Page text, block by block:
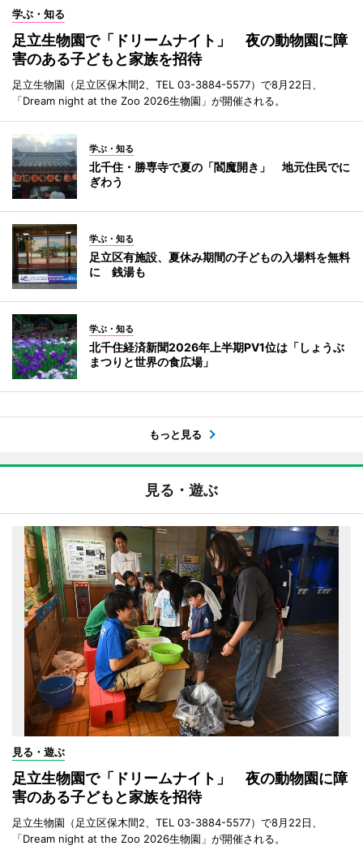
学ぶ・知る
足立生物園で「ドリームナイト」 夜の動物園に障
害のある子どもと家族を招待
足立生物園（足立区保木間2、TEL 03-3884-5577）で8月22日、
「Dream night at the Zoo 2026生物園」が開催される。
学ぶ・知る
北千住・勝専寺で夏の「閻魔開き」 地元住民でに
ぎわう
学ぶ・知る
足立区有施設、夏休み期間の子どもの入場料を無料
に 銭湯も
学ぶ・知る
北千住経済新聞2026年上半期PV1位は「しょうぶ
まつりと世界の食広場」
もっと見る
見る・遊ぶ
見る・遊ぶ
足立生物園で「ドリームナイト」 夜の動物園に障
害のある子どもと家族を招待
足立生物園（足立区保木間2、TEL 03-3884-5577）で8月22日、
「Dream night at the Zoo 2026生物園」が開催される。